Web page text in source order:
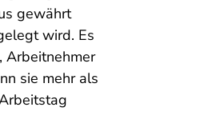
gewährt
wird. Es
Arbeitnehmer
sie mehr als